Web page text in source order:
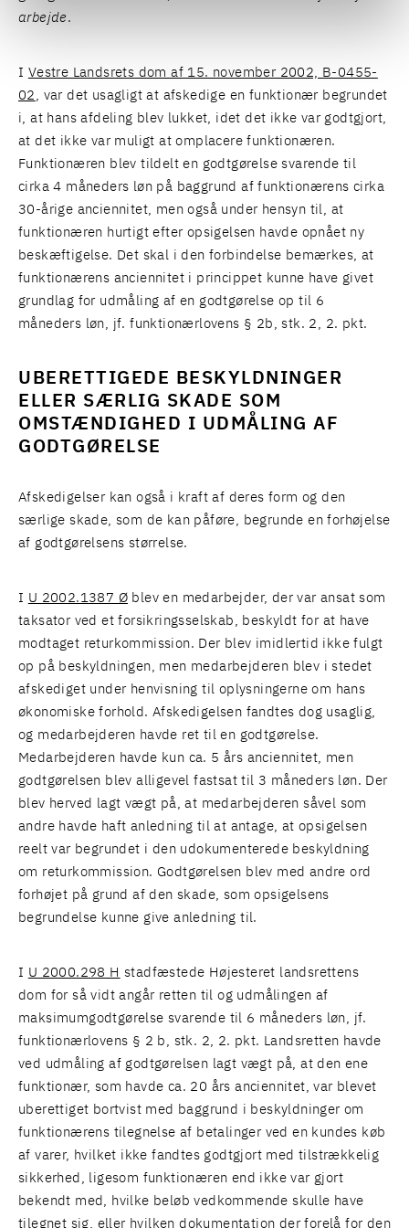
arbejde .
I Vestre Landsrets dom af 15. november 2002, B-0455-
02 , var det usagligt at afskedige en funktionær begrundet
i, at hans afdeling blev lukket, idet det ikke var godtgjort,
at det ikke var muligt at omplacere funktionæren.
Funktionæren blev tildelt en godtgørelse svarende til
cirka 4 måneders løn på baggrund af funktionærens cirka
30-årige anciennitet, men også under hensyn til, at
funktionæren hurtigt efter opsigelsen havde opnået ny
beskæftigelse. Det skal i den forbindelse bemærkes, at
funktionærens anciennitet i princippet kunne have givet
grundlag for udmåling af en godtgørelse op til 6
måneders løn, jf. funktionærlovens § 2b, stk. 2, 2. pkt.
UBERETTIGEDE BESKYLDNINGER
ELLER SÆRLIG SKADE SOM
OMSTÆNDIGHED I UDMÅLING AF
GODTGØRELSE
Afskedigelser kan også i kraft af deres form og den
særlige skade, som de kan påføre, begrunde en forhøjelse
af godtgørelsens størrelse.
I U 2002.1387 Ø blev en medarbejder, der var ansat som
taksator ved et forsikringsselskab, beskyldt for at have
modtaget returkommission. Der blev imidlertid ikke fulgt
op på beskyldningen, men medarbejderen blev i stedet
afskediget under henvisning til oplysningerne om hans
økonomiske forhold. Afskedigelsen fandtes dog usaglig,
og medarbejderen havde ret til en godtgørelse.
Medarbejderen havde kun ca. 5 års anciennitet, men
godtgørelsen blev alligevel fastsat til 3 måneders løn. Der
blev herved lagt vægt på, at medarbejderen såvel som
andre havde haft anledning til at antage, at opsigelsen
reelt var begrundet i den udokumenterede beskyldning
om returkommission. Godtgørelsen blev med andre ord
forhøjet på grund af den skade, som opsigelsens
begrundelse kunne give anledning til.
I U 2000.298 H stadfæstede Højesteret landsrettens
dom for så vidt angår retten til og udmålingen af
maksimumgodtgørelse svarende til 6 måneders løn, jf.
funktionærlovens § 2 b, stk. 2, 2. pkt. Landsretten havde
ved udmåling af godtgørelsen lagt vægt på, at den ene
funktionær, som havde ca. 20 års anciennitet, var blevet
uberettiget bortvist med baggrund i beskyldninger om
funktionærens tilegnelse af betalinger ved en kundes køb
af varer, hvilket ikke fandtes godtgjort med tilstrækkelig
sikkerhed, ligesom funktionæren end ikke var gjort
bekendt med, hvilke beløb vedkommende skulle have
tilegnet sig, eller hvilken dokumentation der forelå for den